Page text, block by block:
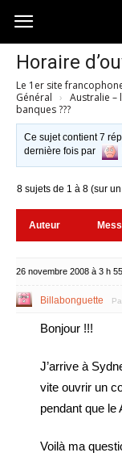
Australia-
australie.com
Horaire
Le 1er site
Général › Australie –
banques ???
Ce sujet contient 7
dernière fois par
8 sujets de 1 à 8 (sur
Auteur
26 novembre 2008 à 3 h
Billabonguette
Bonjour !!!
J’arrive à
vite ouvrir un
pendant que le
Voilà ma